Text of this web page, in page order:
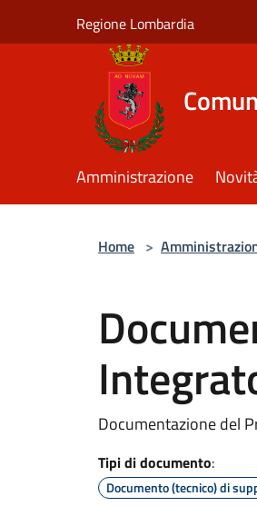
Regione Lombardia
Amministrazione
Home >
Documentazione del
Tipi di documento:
Documento (tecnico) di